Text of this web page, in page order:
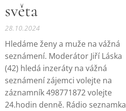
světa
28.10.2024
Hledáme ženy a muže na vážná
seznámení. Moderátor Jiří Láska
(42) hledá inzeráty na vážná
seznámení zájemci volejte na
záznamník 498771872 volejte
24.hodin denně. Rádio seznamka